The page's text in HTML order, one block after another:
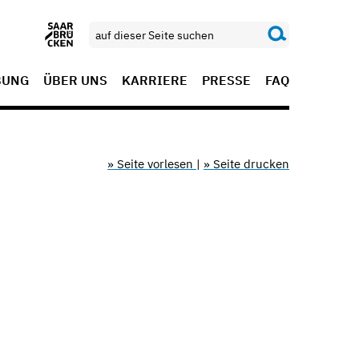
ÜBER UNS KARRIERE PRESSE FAQ
» Seite vorlesen | » Seite drucken